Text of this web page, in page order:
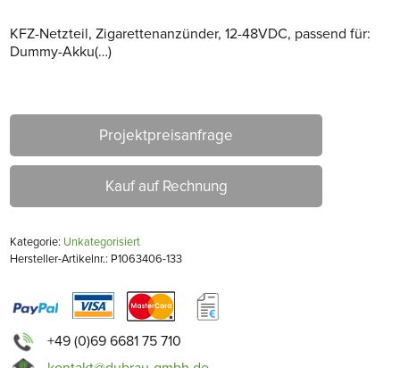
KFZ-Netzteil, Zigarettenanzünder, 12-48VDC, passend für:
Dummy-Akku(…)
Projektpreisanfrage
Kauf auf Rechnung
Kategorie: Unkategorisiert
Hersteller-Artikelnr.: P1063406-133
+49 (0)69 6681 75 710